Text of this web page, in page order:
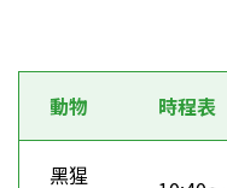
動物 時程表
黑猩